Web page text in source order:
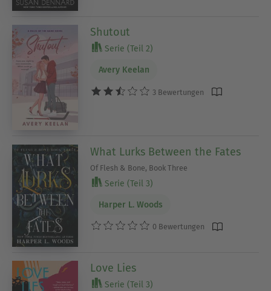
Shutout
Serie (Teil 2)
Avery Keelan
3 Bewertungen
What Lurks Between the Fates
Of Flesh & Bone, Book Three
Serie (Teil 3)
Harper L. Woods
0 Bewertungen
Love Lies
Serie (Teil 3)